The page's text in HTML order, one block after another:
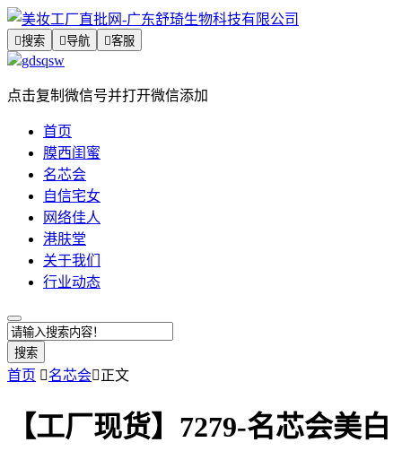
搜索 导航 客服
gdsqsw
点击复制微信号并打开微信添加
首页
膜西闺蜜
名芯会
自信宅女
网络佳人
港肤堂
关于我们
行业动态
搜索
首页 名芯会正文
【工厂现货】7279-名芯会美白